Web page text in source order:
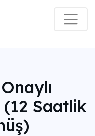
Saatlik